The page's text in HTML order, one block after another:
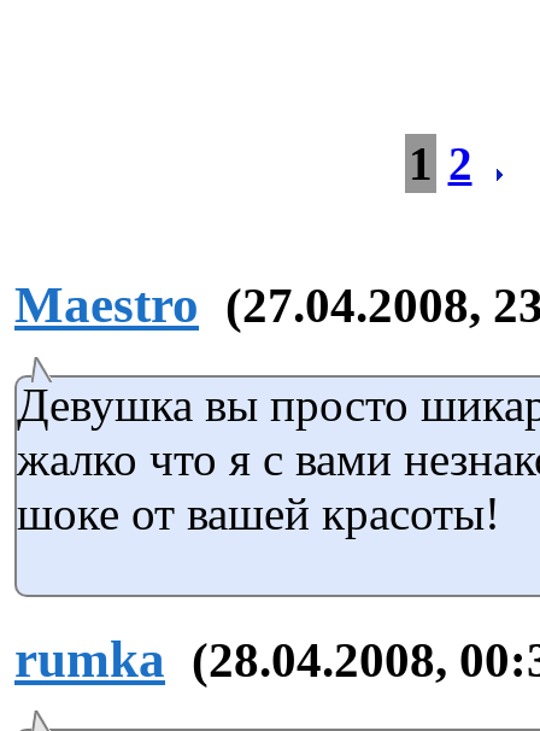
1 2
Maestro (27.04.2008,
Девушка вы просто
жалко что я с вами
шоке от вашей красоты!
rumka (28.04.2008,